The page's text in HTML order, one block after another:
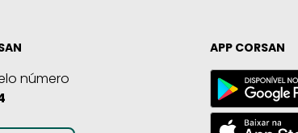
número
APP CORSAN